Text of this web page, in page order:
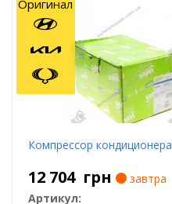
Компрессор кондиционера
12 704 грн
завтра
Артикул:
Оригинал